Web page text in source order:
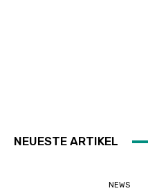
NEUESTE ARTIKEL
NEWS